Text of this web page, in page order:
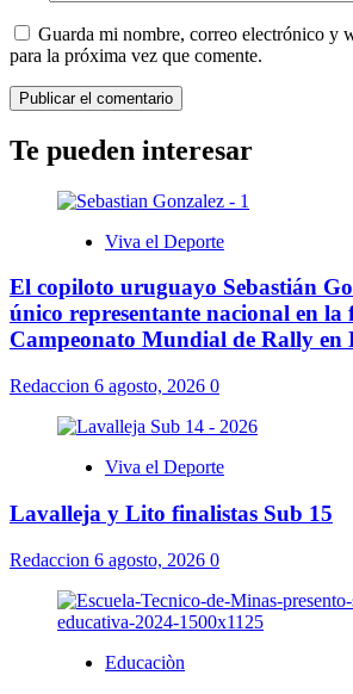
Guarda mi nombre, correo electrónico y
para la próxima vez que comente.
Te pueden interesar
Viva el Deporte
El copiloto uruguayo Sebastián
único representante nacional en la
Campeonato Mundial de Rally en
Redaccion 6 agosto, 2026 0
Viva el Deporte
Lavalleja y Lito finalistas Sub 15
Redaccion 6 agosto, 2026 0
Educaciòn